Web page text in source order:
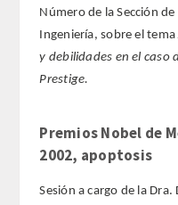
Número de la Sección de
Ingeniería, sobre el tema
y debilidades en el caso
Prestige.
Premios Nobel de
2002, apoptosis
Sesión a cargo de la Dra.